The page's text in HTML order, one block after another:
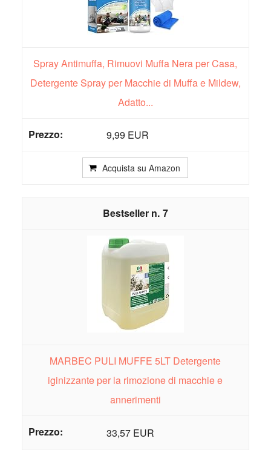
Spray Antimuffa, Rimuovi Muffa Nera per Casa,
Detergente Spray per Macchie di Muffa e Mildew,
Adatto...
9,99 EUR
Acquista su Amazon
7
MARBEC PULI MUFFE 5LT Detergente
iginizzante per la rimozione di macchie e
annerimenti
33,57 EUR